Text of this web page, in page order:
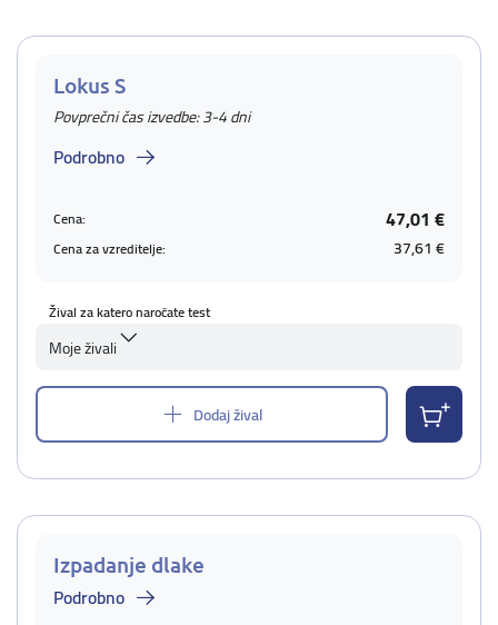
Lokus S
Povprečni čas izvedbe: 3-4 dni
Podrobno
Cena: 47,01 €
Cena za vzreditelje: 37,61 €
Žival za katero naročate test
Moje živali
Dodaj žival
Izpadanje dlake
Podrobno